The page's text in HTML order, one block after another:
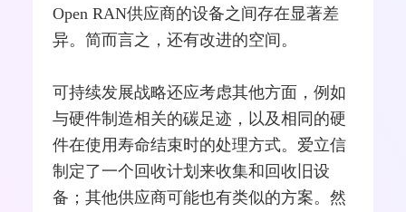
Open RAN供应商的设备之间存在显著差
异。简而言之，还有改进的空间。
可持续发展战略还应考虑其他方面，例如
与硬件制造相关的碳足迹，以及相同的硬
件在使用寿命结束时的处理方式。爱立信
制定了一个回收计划来收集和回收旧设
备；其他供应商可能也有类似的方案。然